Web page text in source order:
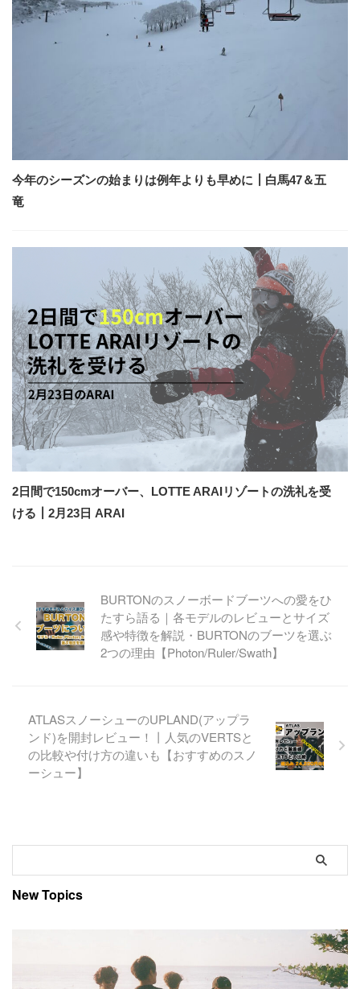
今年のシーズンの始まりは例年よりも早めに┃白馬47＆五
竜
2日間で150cmオーバー、LOTTE ARAIリゾートの洗礼を受
ける┃2月23日 ARAI
BURTONのスノーボードブーツへの愛をひ
たすら語る｜各モデルのレビューとサイズ
感や特徴を解説・BURTONのブーツを選ぶ
2つの理由【Photon/Ruler/Swath】
ATLASスノーシューのUPLAND(アップラ
ンド)を開封レビュー！丨人気のVERTSと
の比較や付け方の違いも【おすすめのスノ
ーシュー】
New Topics